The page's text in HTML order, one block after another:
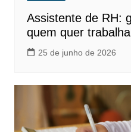
Assistente de RH:
quem quer
25 de junho de 2026